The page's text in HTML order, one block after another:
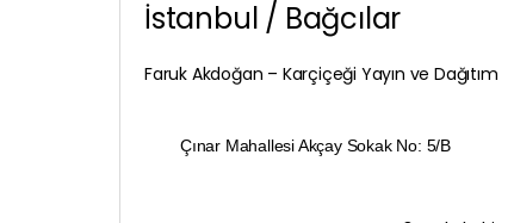
İstanbul / Bağcılar
Faruk Akdoğan – Karçiçeği Yayın ve Dağıtım
Çınar Mahallesi Akçay Sokak No: 5/B